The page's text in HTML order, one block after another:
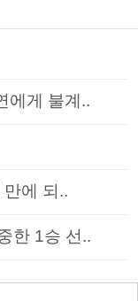
에게 불계..
만에 되..
한 1승 선..